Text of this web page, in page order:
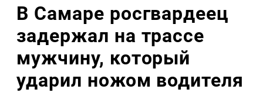
В Самаре росгвардеец
задержал на трассе
мужчину, который
ударил ножом водителя